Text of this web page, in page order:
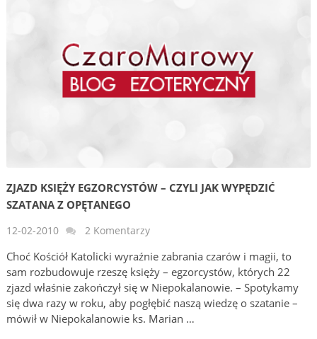
ZJAZD KSIĘŻY EGZORCYSTÓW – CZYLI JAK WYPĘDZIĆ
SZATANA Z OPĘTANEGO
12-02-2010 2 Komentarzy
Choć Kościół Katolicki wyraźnie zabrania czarów i magii, to
sam rozbudowuje rzeszę księży – egzorcystów, których 22
zjazd właśnie zakończył się w Niepokalanowie. – Spotykamy
się dwa razy w roku, aby pogłębić naszą wiedzę o szatanie –
mówił w Niepokalanowie ks. Marian …